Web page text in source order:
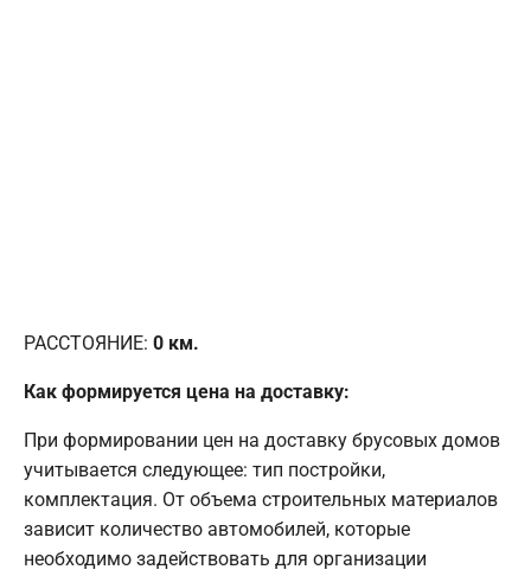
РАССТОЯНИЕ: 0 км.
Как формируется цена на доставку:
При формировании цен на доставку брусовых домов
учитывается следующее: тип постройки,
комплектация. От объема строительных материалов
зависит количество автомобилей, которые
необходимо задействовать для организации